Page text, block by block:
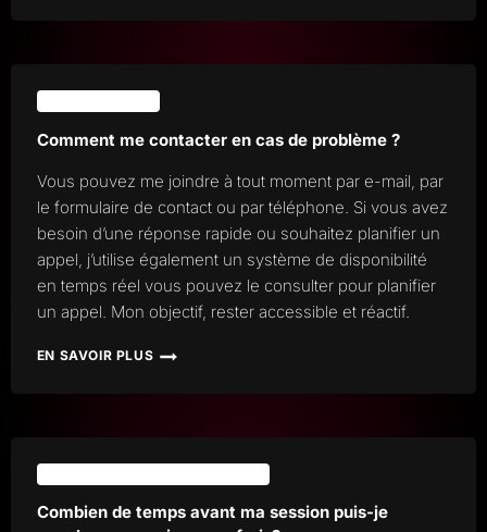
UNE
ERREUR
DANS
RENDU
FINAL
?
Comment me contacter en cas de problème ?
Vous pouvez me joindre à tout moment par e-mail, par
le formulaire de contact ou par téléphone. Si vous avez
besoin d’une réponse rapide ou souhaitez planifier un
appel, j’utilise également un système de disponibilité
en temps réel vous pouvez le consulter pour planifier
un appel. Mon objectif, rester accessible et réactif.
EN SAVOIR PLUS
COMMENT
DE
PROBLÈME
?
Combien de temps avant ma session puis-je